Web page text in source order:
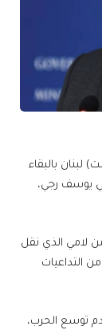
لبنان بالبقاء
يوسف رجي،
من لامي الذي نقل
التداعيات
توسع الحرب،